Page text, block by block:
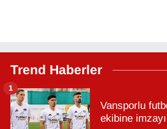
Trend Haberler
Vansporlu
ekibine imzayı
1